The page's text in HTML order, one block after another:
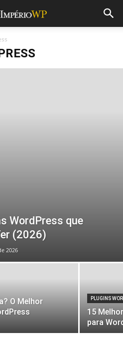
WordPress que
(2026)
2026
O Melhor
PLUGINS
15
para